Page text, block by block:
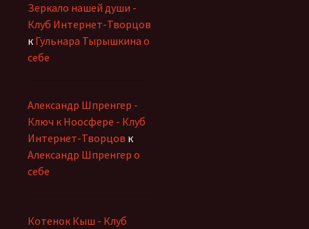
Зеркало нашей души -
Клуб Интернет-Творцов
к Гульнара Тырышкина о
себе
Александр Шпренгер -
Ключ к Ноосфере - Клуб
Интернет-Творцов к
Александр Шпренгер о
себе
Котенок Кыш - Клуб